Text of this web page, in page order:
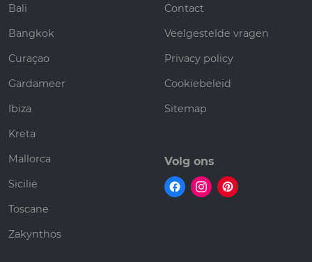
Bali
Bangkok
Curaçao
Gardameer
Ibiza
Kreta
Mallorca
Sicilië
Toscane
Zakynthos
Contact
Veelgestelde vragen
Privacy policy
Cookiebeleid
Sitemap
Volg ons